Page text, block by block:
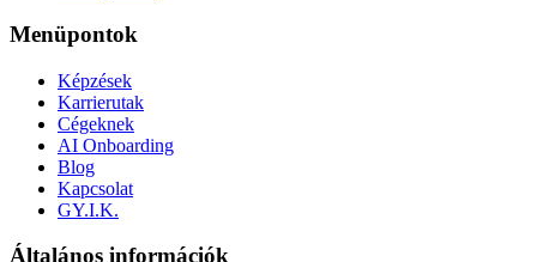
Menüpontok
Képzések
Karrierutak
Cégeknek
AI Onboarding
Blog
Kapcsolat
GY.I.K.
Általános információk